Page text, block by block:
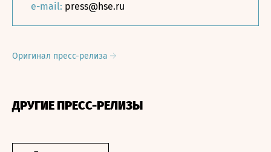
e-mail: press@hse.ru
Оригинал пресс-релиза
ДРУГИЕ ПРЕСС-РЕЛИЗЫ